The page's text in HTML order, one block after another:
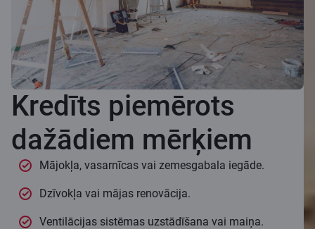
Kredīts piemērots
dažādiem mērķiem
Mājokļa, vasarnīcas vai zemesgabala iegāde.
Dzīvokļa vai mājas renovācija.
Ventilācijas sistēmas uzstādīšana vai maiņa.